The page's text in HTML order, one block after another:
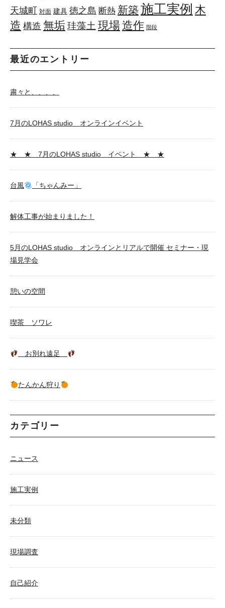
天城町
対面 建具 徳之島 断熱 新築 施工実例 木
造 構造 無垢 珪藻土 現場造作 階段
最近のエントリー
粛々と、、、、
7月のLOHAS studio オンラインイベント
★ ★ 7月のLOHAS studio イベント ★ ★
台風 「ちゃんみー」
解体工事が始まりました！
5月のLOHAS studio オンラインとリアルで開催 セミナー・現
場見学会
憩いの空間
喫茶 ソワレ
お別れ遠足
たんかん狩り
カテゴリー
ニュース
施工実例
未分類
現場調査
自己紹介